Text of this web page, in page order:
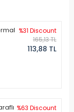
%31 Discount
165,13 TL
113,88 TL
%63 Discount